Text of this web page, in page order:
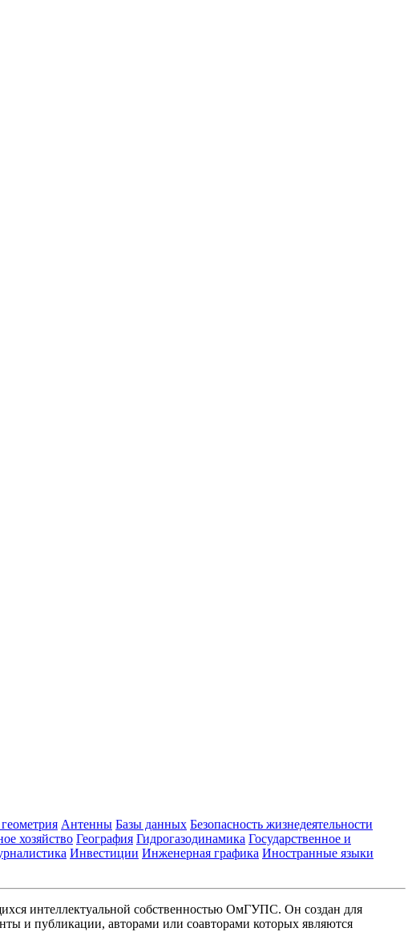
Антенны Базы данных Безопасность жизнедеятельности
хозяйство География Гидрогазодинамика Государственное и
Инвестиции Инженерная графика Иностранные языки
интеллектуальной собственностью ОмГУПС. Он создан для
и публикации, авторами или соавторами которых являются